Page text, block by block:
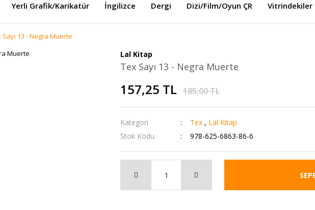
Yerli Grafik/Karikatür İngilizce Dergi Dizi/Film/Oyun ÇR Vitrindekiler
Sayı 13 - Negra Muerte
Lal Kitap
Tex Sayı 13 - Negra Muerte
157,25 TL 185,00 TL
Kategori Tex , Lal Kitap
Stok Kodu
978-625-6863-86-6